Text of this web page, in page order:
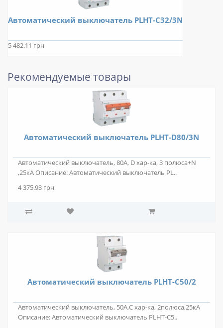
Автоматический выключатель PLHT-C32/3N
5 482.11 грн
Рекомендуемые товары
Автоматический выключатель PLHT-D80/3N
Автоматический выключатель, 80А, D хар-ка, 3 полюса+N
,25кА Описание: Автоматический выключатель PL..
4 375.93 грн
Автоматический выключатель PLHT-C50/2
Автоматический выключатель, 50А,С хар-ка, 2полюса,25кА
Описание: Автоматический выключатель PLHT-C5..